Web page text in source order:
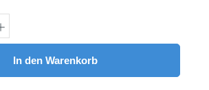
Bleichmittel, Ätzlösungen,
kieferorthopädische Apparaturen,
Vorteile der Mikro-Applikatoren
wie die präzise Applikation von
bleiben erhalten, jedoch mit
Diese Umstellung führt nicht
Gib den gewünschten
In den Warenkorb